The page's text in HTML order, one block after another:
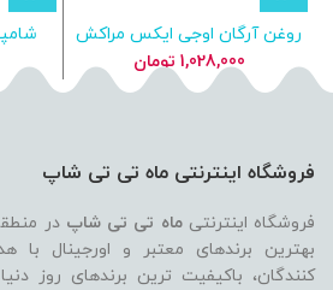
روغن آرگان اوجی ایکس مراکش
OGX Argan Oil 100ml
1,028,000 تومان
فروشگاه اینترنتی ماه تی تی شاپ
فروشگاه اینترنتیماه تی تی شاپ در
بهترین برندهای معتبر و اورجینال
کنندگان، باکیفیت ترین برندهای روز